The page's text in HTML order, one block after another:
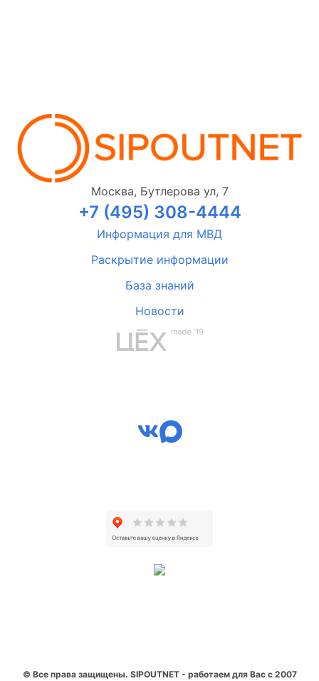
Москва, Бутлерова ул, 7
+7 (495) 308-4444
Информация для МВД
Раскрытие информации
База знаний
Новости
© Все права защищены. SIPOUTNET - работаем для Вас с 2007